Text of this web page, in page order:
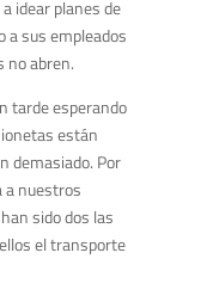
idear planes de
a sus empleados
no abren.
tarde esperando
están
demasiado. Por
a nuestros
sido dos las
el transporte